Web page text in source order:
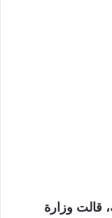
قالت وزارة